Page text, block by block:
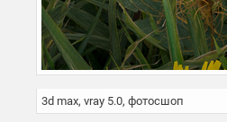
3d max, vray 5.0, фотосшоп